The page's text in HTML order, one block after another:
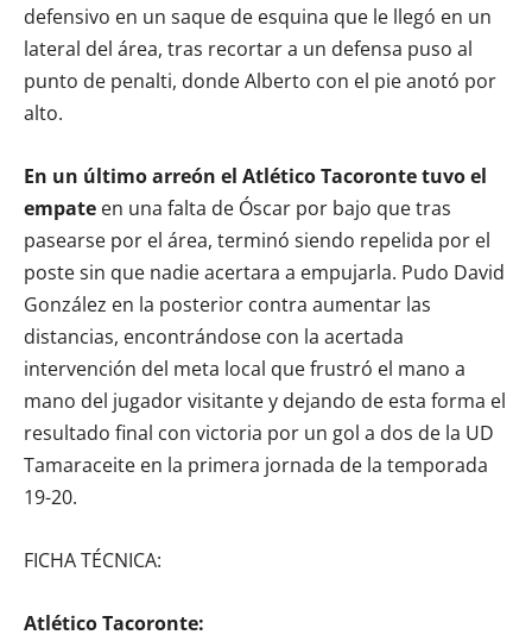
defensivo en un saque de esquina que le llegó en un
lateral del área, tras recortar a un defensa puso al
punto de penalti, donde Alberto con el pie anotó por
alto.
En un último arreón el Atlético Tacoronte tuvo el
empate en una falta de Óscar por bajo que tras
pasearse por el área, terminó siendo repelida por el
poste sin que nadie acertara a empujarla. Pudo David
González en la posterior contra aumentar las
distancias, encontrándose con la acertada
intervención del meta local que frustró el mano a
mano del jugador visitante y dejando de esta forma el
resultado final con victoria por un gol a dos de la UD
Tamaraceite en la primera jornada de la temporada
19-20.
FICHA TÉCNICA:
Atlético Tacoronte: